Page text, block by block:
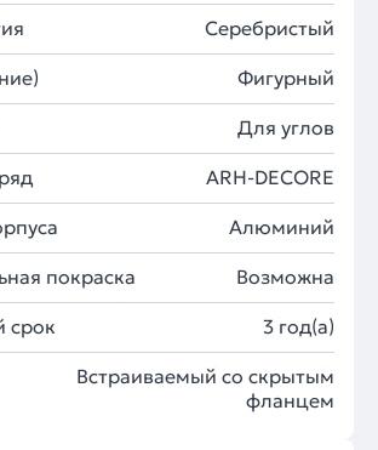
Серебристый
Фигурный
Для углов
ARH-DECORE
Алюминий
покраска Возможна
срок 3 год(а)
Встраиваемый со скрытым
фланцем